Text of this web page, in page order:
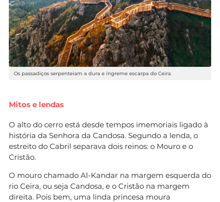
Os passadiços serpenteiam a dura e íngreme escarpa do Ceira
Mitos e lendas
O alto do cerro está desde tempos imemoriais ligado à
história da Senhora da Candosa. Segundo a lenda, o
estreito do Cabril separava dois reinos: o Mouro e o
Cristão.
O mouro chamado Al-Kandar na margem esquerda do
rio Ceira, ou seja Candosa, e o Cristão na margem
direita. Pois bem, uma linda princesa moura